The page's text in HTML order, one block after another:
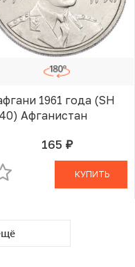
1961 года (SH
Афганистан
165 руб.В КОРЗИНЕ
КУПИТЬ